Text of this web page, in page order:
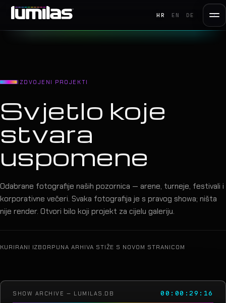
HR EN DE
IZDVOJENI PROJEKTI
Svjetlo koje
stvara
uspomene
Odabrane fotografije naših pozornica — arene, turneje, festivali i
korporativne večeri. Svaka fotografija je s pravog showa; ništa
nije render. Otvori bilo koji projekt za cijelu galeriju.
KURIRANI IZBORPUNA ARHIVA STIŽE S NOVOM STRANICOM
SHOW ARCHIVE — LUMILAS.DB 00:00:34:03